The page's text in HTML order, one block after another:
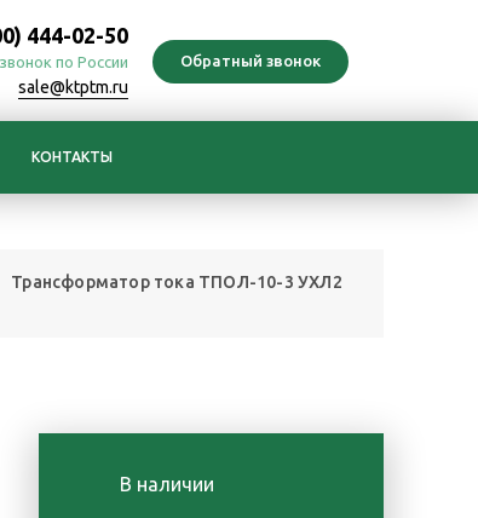
444-02-50
по России
sale@ktptm.ru
КОНТАКТЫ
Трансформатор тока ТПОЛ-10-3 УХЛ2
В наличии